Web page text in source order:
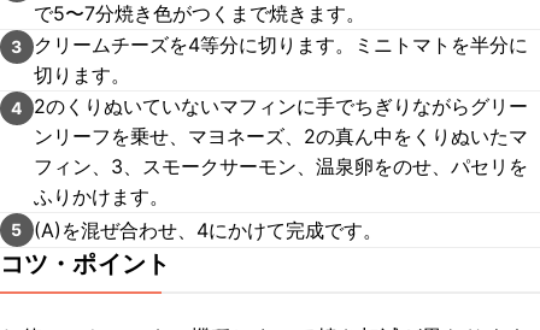
で5〜7分焼き色がつくまで焼きます。
3
クリームチーズを4等分に切ります。ミニトマトを半分に
切ります。
4
2のくりぬいていないマフィンに手でちぎりながらグリー
ンリーフを乗せ、マヨネーズ、2の真ん中をくりぬいたマ
フィン、3、スモークサーモン、温泉卵をのせ、パセリを
ふりかけます。
5 (A)を混ぜ合わせ、4にかけて完成です。
コツ・ポイント